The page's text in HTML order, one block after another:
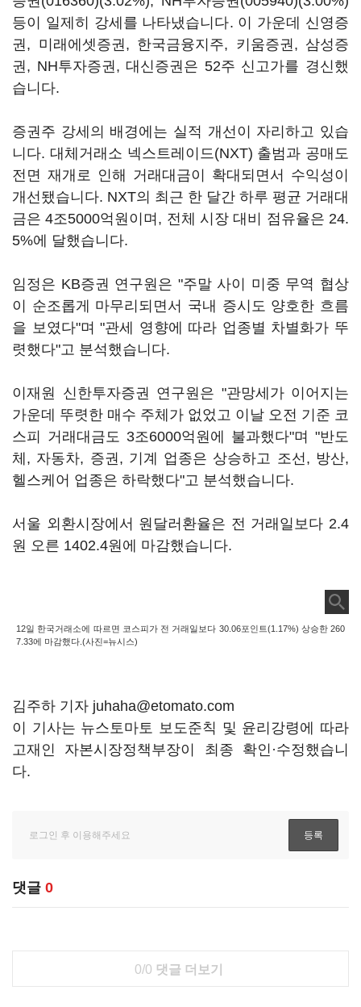
등이 일제히 강세를 나타냈습니다. 이 가운데 신영증
권, 미래에셋증권, 한국금융지주, 키움증권, 삼성증
권, NH투자증권, 대신증권은 52주 신고가를 경신했
습니다.
증권주 강세의 배경에는 실적 개선이 자리하고 있습
니다. 대체거래소 넥스트레이드(NXT) 출범과 공매도
전면 재개로 인해 거래대금이 확대되면서 수익성이
개선됐습니다. NXT의 최근 한 달간 하루 평균 거래대
금은 4조5000억원이며, 전체 시장 대비 점유율은 24.
5%에 달했습니다.
임정은 KB증권 연구원은 "주말 사이 미중 무역 협상
이 순조롭게 마무리되면서 국내 증시도 양호한 흐름
을 보였다"며 "관세 영향에 따라 업종별 차별화가 뚜
렷했다"고 분석했습니다.
이재원 신한투자증권 연구원은 "관망세가 이어지는
가운데 뚜렷한 매수 주체가 없었고 이날 오전 기준 코
스피 거래대금도 3조6000억원에 불과했다"며 "반도
체, 자동차, 증권, 기계 업종은 상승하고 조선, 방산,
헬스케어 업종은 하락했다"고 분석했습니다.
서울 외환시장에서 원달러환율은 전 거래일보다 2.4
원 오른 1402.4원에 마감했습니다.
12일 한국거래소에 따르면 코스피가 전 거래일보다 30.06포인트(1.17%) 상승한 260
7.33에 마감했다.(사진=뉴시스)
김주하 기자 juhaha@etomato.com
이 기사는 뉴스토마토 보도준칙 및 윤리강령에 따라
고재인 자본시장정책부장이 최종 확인·수정했습니
다.
댓글 0
0/0 댓글 더보기